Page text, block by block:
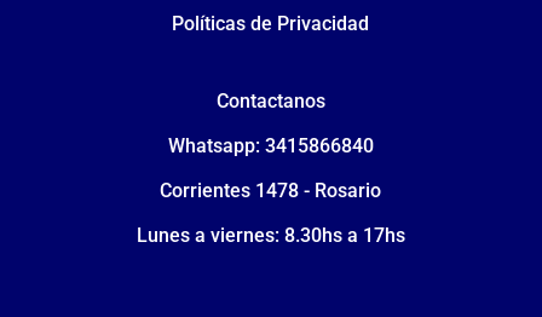
Políticas de Privacidad
Contactanos
Whatsapp: 3415866840
Corrientes 1478 - Rosario
Lunes a viernes: 8.30hs a 17hs